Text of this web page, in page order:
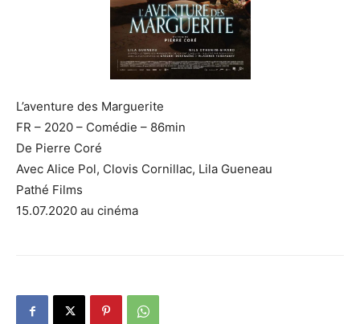
L’aventure des Marguerite
FR – 2020 – Comédie – 86min
De Pierre Coré
Avec Alice Pol, Clovis Cornillac, Lila Gueneau
Pathé Films
15.07.2020 au cinéma